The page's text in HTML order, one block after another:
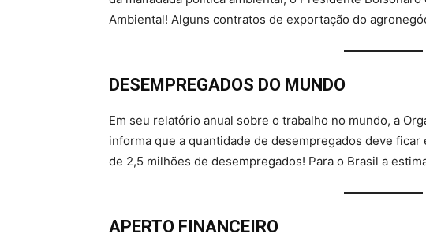
Ambiental! Alguns contratos de exportação do
DESEMPREGADOS DO MUNDO
Em seu relatório anual sobre o trabalho no mundo, a
informa que a quantidade de desempregados deve
de 2,5 milhões de desempregados! Para o Brasil a
APERTO FINANCEIRO